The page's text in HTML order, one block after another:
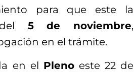
para que este la
5 de noviembre,
en el trámite.
en el Plenoeste 22 de